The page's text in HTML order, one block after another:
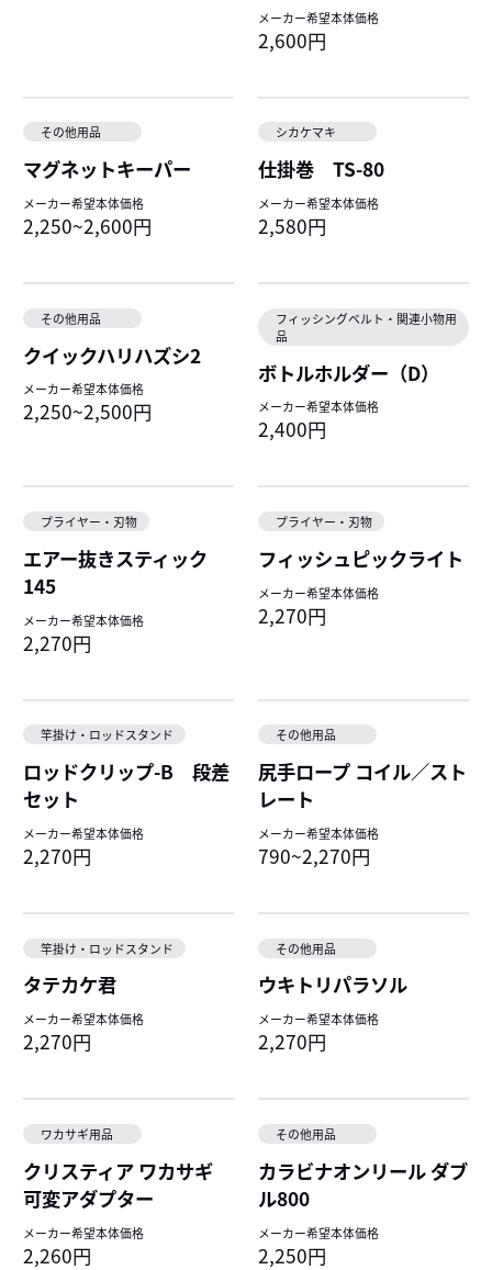
メーカー希望本体価格
2,600円
その他用品
マグネットキーパー
メーカー希望本体価格
2,250~2,600円
シカケマキ
仕掛巻 TS-80
メーカー希望本体価格
2,580円
その他用品
クイックハリハズシ2
メーカー希望本体価格
2,250~2,500円
フィッシングベルト・関連小物用
品
ボトルホルダー（D）
メーカー希望本体価格
2,400円
プライヤー・刃物
エアー抜きスティック
145
メーカー希望本体価格
2,270円
プライヤー・刃物
フィッシュピックライト
メーカー希望本体価格
2,270円
竿掛け・ロッドスタンド
ロッドクリップ-B 段差
セット
メーカー希望本体価格
2,270円
その他用品
尻手ロープ コイル／スト
レート
メーカー希望本体価格
790~2,270円
竿掛け・ロッドスタンド
タテカケ君
メーカー希望本体価格
2,270円
その他用品
ウキトリパラソル
メーカー希望本体価格
2,270円
ワカサギ用品
クリスティア ワカサギ
可変アダプター
メーカー希望本体価格
2,260円
その他用品
カラビナオンリール ダブ
ル800
メーカー希望本体価格
2,250円